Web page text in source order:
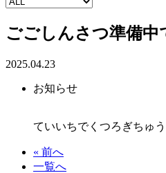
ごごしんさつ準備中
2025.04.23
お知らせ
ていいちでくつろぎちゅう
« 前へ
一覧へ